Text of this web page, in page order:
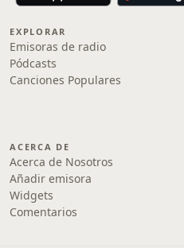
EXPLORAR
Emisoras de radio
Pódcasts
Canciones Populares
ACERCA DE
Acerca de Nosotros
Añadir emisora
Widgets
Comentarios